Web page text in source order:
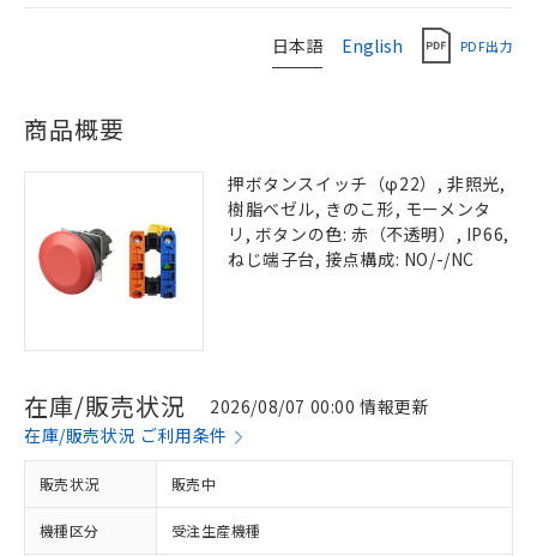
日本語 English PDF出力
商品概要
押ボタンスイッチ（φ22）, 非照光,
樹脂ベゼル, きのこ形, モーメンタ
リ, ボタンの色: 赤（不透明）, IP66,
ねじ端子台, 接点構成: NO/-/NC
在庫/販売状況
2026/08/07 00:00 情報更新
在庫/販売状況 ご利用条件
販売状況 販売中
機種区分 受注生産機種